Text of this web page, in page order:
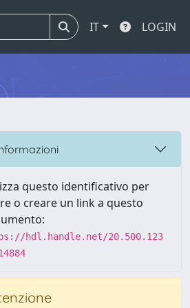
IT LOGIN
questo identificativo per
o creare un link a questo
hdl.handle.net/20.500.123